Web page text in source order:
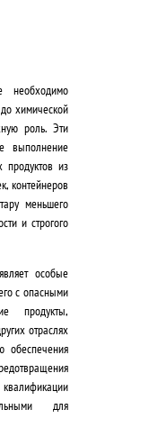
необходимо
химической
роль. Эти
выполнение
из
контейнеров
меньшего
и строгого
особые
с опасными
продукты,
отраслях
обеспечения
для